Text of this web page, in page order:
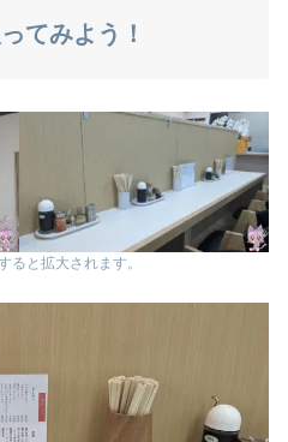
てみよう！
ると拡大されます。